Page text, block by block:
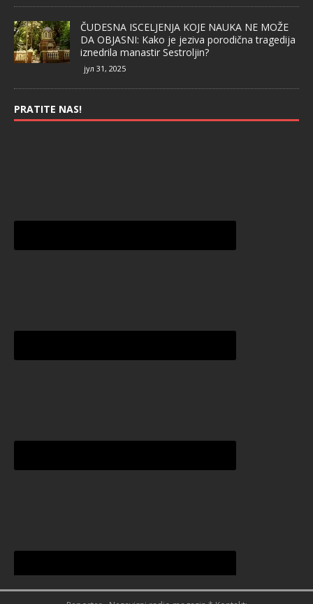
ČUDESNA ISCELJENJA KOJE NAUKA NE MOŽE
DA OBJASNI: Kako je jeziva porodična tragedija
iznedrila manastir Sestroljin?
јул 31, 2025
PRATITE NAS!